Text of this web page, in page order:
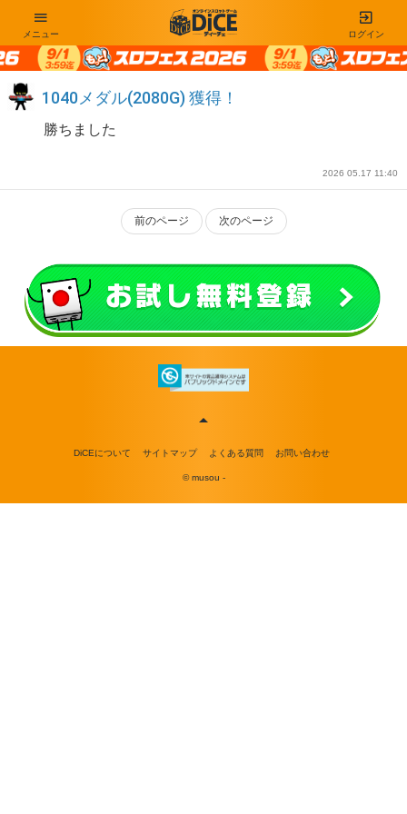
ログイン
メニュー
1040メダル(2080G) 獲得！
勝ちました
2026 05.17 11:40
前のページ 次のページ
DiCEについて サイトマップ よくある質問 お問い合わせ
© musou -